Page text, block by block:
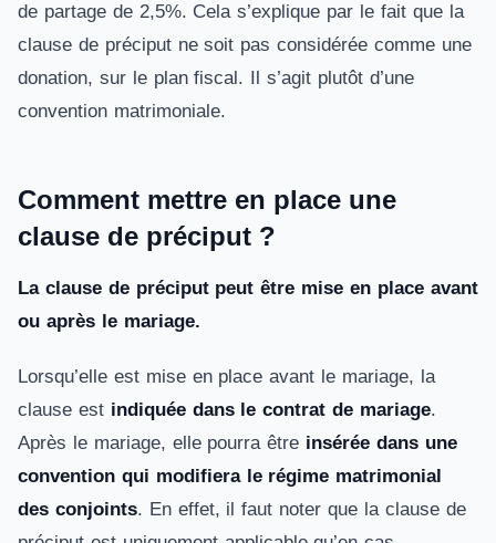
de partage de 2,5%. Cela s’explique par le fait que la
clause de préciput ne soit pas considérée comme une
donation, sur le plan fiscal. Il s’agit plutôt d’une
convention matrimoniale.
Comment mettre en place une
clause de préciput ?
La clause de préciput peut être mise en place avant
ou après le mariage.
Lorsqu’elle est mise en place avant le mariage, la
clause est indiquée dans le contrat de mariage.
Après le mariage, elle pourra être insérée dans une
convention qui modifiera le régime matrimonial
des conjoints. En effet, il faut noter que la clause de